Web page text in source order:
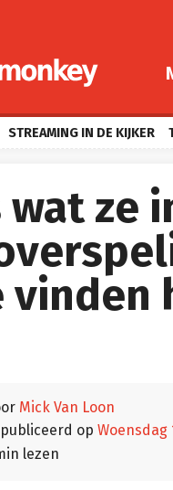
STREAMING IN DE KIJKER
wat ze
Mick Van Loon
op
lezen